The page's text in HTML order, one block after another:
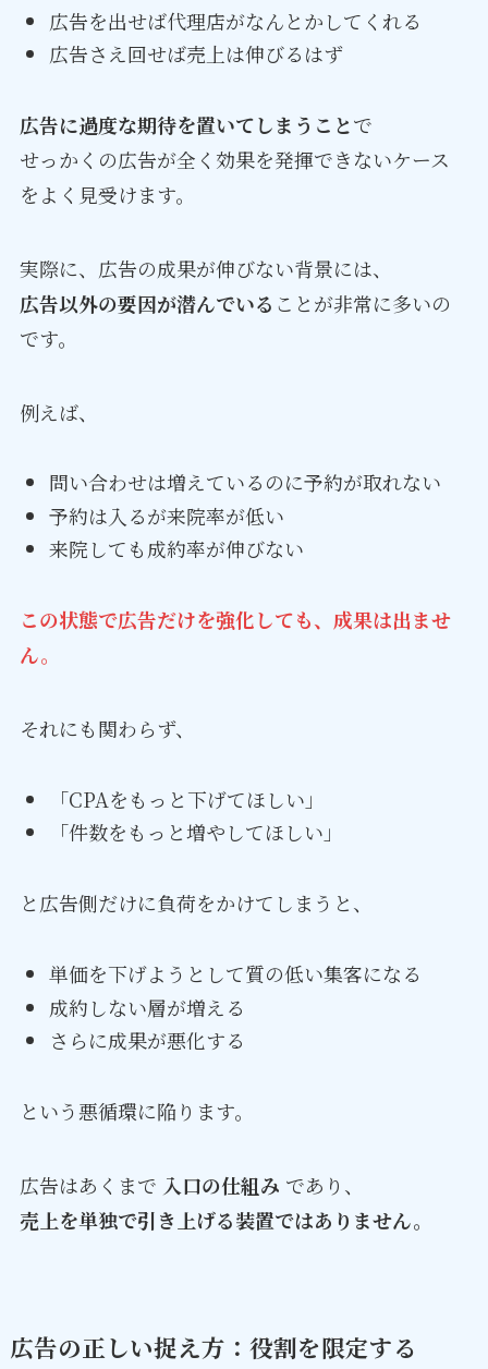
広告を出せば代理店がなんとかしてくれる
広告さえ回せば売上は伸びるはず
広告に過度な期待を置いてしまうことで
せっかくの広告が全く効果を発揮できないケース
をよく見受けます。
実際に、広告の成果が伸びない背景には、
広告以外の要因が潜んでいる ことが非常に多いの
です。
例えば、
問い合わせは増えているのに予約が取れない
予約は入るが来院率が低い
来院しても成約率が伸びない
この状態で広告だけを強化しても、成果は出ませ
ん。
それにも関わらず、
「CPAをもっと下げてほしい」
「件数をもっと増やしてほしい」
と広告側だけに負荷をかけてしまうと、
単価を下げようとして質の低い集客になる
成約しない層が増える
さらに成果が悪化する
という悪循環に陥ります。
広告はあくまで 入口の仕組み であり、
売上を単独で引き上げる装置ではありません。
広告の正しい捉え方：役割を限定する